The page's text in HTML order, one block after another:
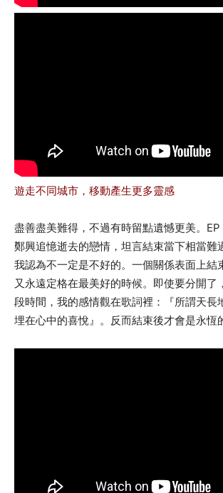
遊走不同城市，移動產生更多靈感
盡善盡美難得，不過有時留點遺憾更美。EP
鄭興追憶逝去的戀情，坦言結束當下相當難
我認為不一定是不好的。一個關係表面上結
又永遠定格在最美好的時候。即使要分開了
段時間，我的感情觀在歌詞裡：『所謂天長
埋在心中的喜悅』。反而結束後才會是永恆